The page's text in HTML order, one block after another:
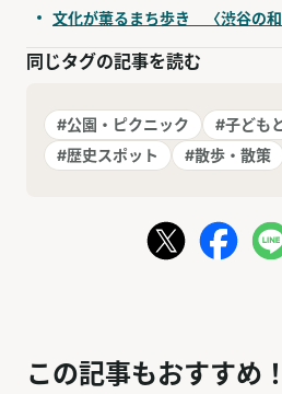
文化が薫るまち歩き 〈渋谷の和
同じタグの記事を読む
#公園・ピクニック #子ども
#歴史スポット
#散歩・散策
この記事もおすすめ！